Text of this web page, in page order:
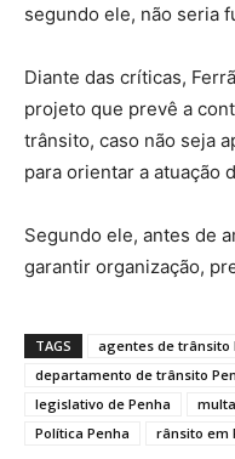
segundo ele, não seria
Diante das críticas,
projeto que prevê a
trânsito, caso não seja
para orientar a atuação
Segundo ele, antes de
garantir organização,
TAGS agentes de trânsito
departamento de trânsito
legislativo de Penha
Política Penha
rânsito em